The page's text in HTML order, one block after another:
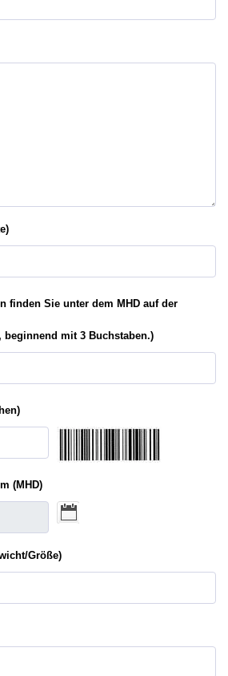
finden Sie unter dem MHD auf der
beginnend mit 3 Buchstaben.)
(MHD)
Größe)